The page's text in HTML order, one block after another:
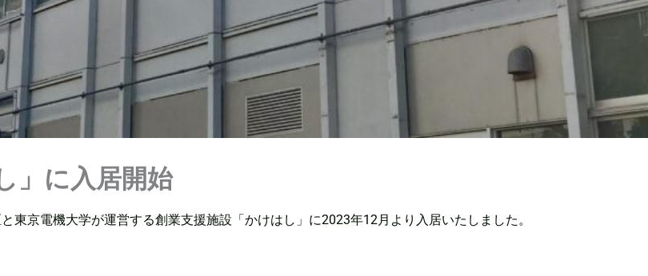
」に入居開始
京電機大学が運営する創業支援施設「かけはし」に2023年12月より入居いたしました。